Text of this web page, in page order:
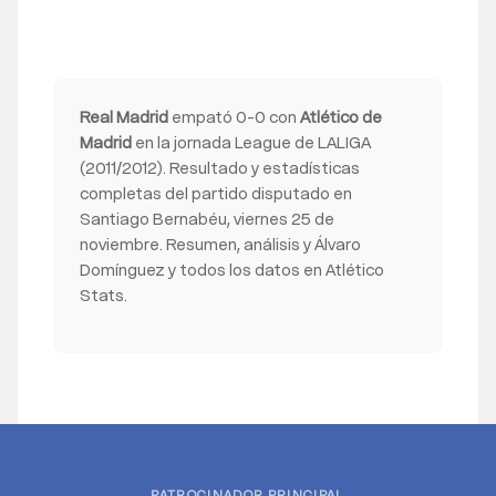
Real Madrid empató 0-0 con Atlético de
Madrid en la jornada League de LALIGA
(2011/2012). Resultado y estadísticas
completas del partido disputado en
Santiago Bernabéu, viernes 25 de
noviembre. Resumen, análisis y Álvaro
Domínguez y todos los datos en Atlético
Stats.